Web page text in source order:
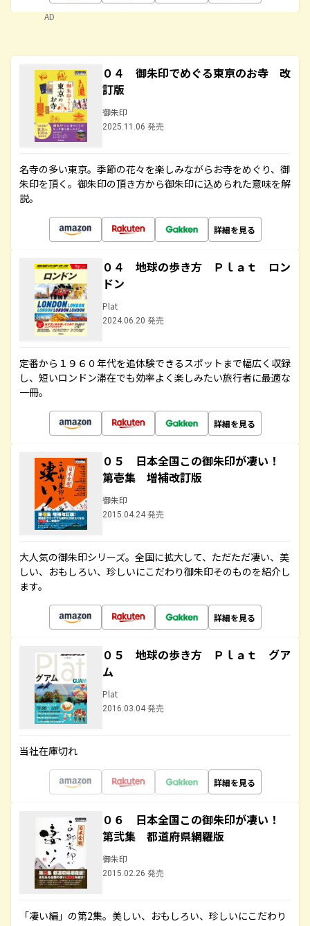
AD
０４ 御朱印でめぐる東京のお寺 改
訂版
御朱印
2025.11.06 発売
名寺の多い東京。季節の花々を楽しみながらお寺をめぐり、御
朱印を頂く。御朱印の頂き方から御朱印に込められた意味を解
説。
詳細を見る
０４ 地球の歩き方 Ｐｌａｔ ロン
ドン
Plat
2024.06.20 発売
定番から１９６０年代を追体験できるスポットまで幅広く収録
し、短いロンドン滞在でも効率よく楽しみたい旅行者に最適な
一冊。
詳細を見る
０５ 日本全国この御朱印が凄い！
第壱集 増補改訂版
御朱印
2015.04.24 発売
大人気の御朱印シリーズ。全国に拡大して、ただただ凄い、美
しい、おもしろい、珍しいにこだわり御朱印そのものを紹介し
ます。
詳細を見る
０５ 地球の歩き方 Ｐｌａｔ グア
ム
Plat
2016.03.04 発売
当社在庫切れ
詳細を見る
０６ 日本全国この御朱印が凄い！
第弐集 都道府県網羅版
御朱印
2015.02.26 発売
「凄い編」の第2集。美しい、おもしろい、珍しいにこだわり